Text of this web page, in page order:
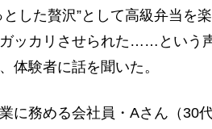
とした贅沢”として高級弁当を
ッカリさせられた……という
体験者に話を聞いた。
に務める会社員・Aさん（30